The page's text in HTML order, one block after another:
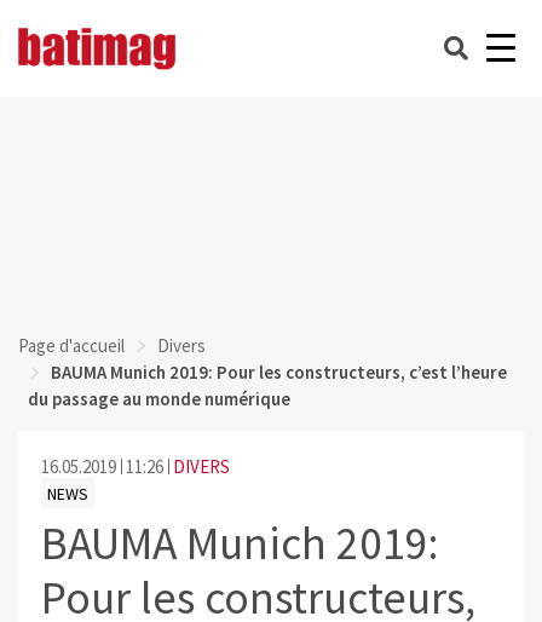
Page d'accueil
Divers
BAUMA Munich 2019: Pour les constructeurs, c’est l’heure
du passage au monde numérique
16.05.2019 11:26 DIVERS
NEWS
BAUMA Munich 2019:
Pour les constructeurs,